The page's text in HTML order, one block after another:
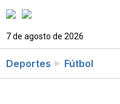
7 de agosto de 2026
Deportes Fútbol